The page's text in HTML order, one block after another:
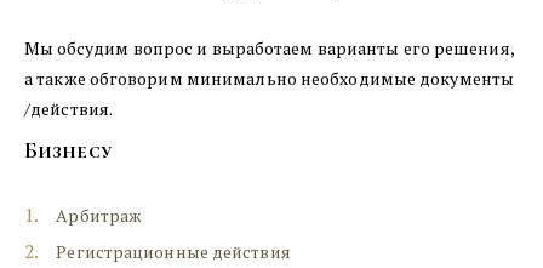
Мы обсудим вопрос и выработаем варианты его решения,
а также обговорим минимально необходимые документы
/действия.
Бизнесу
Арбитраж
Регистрационные действия